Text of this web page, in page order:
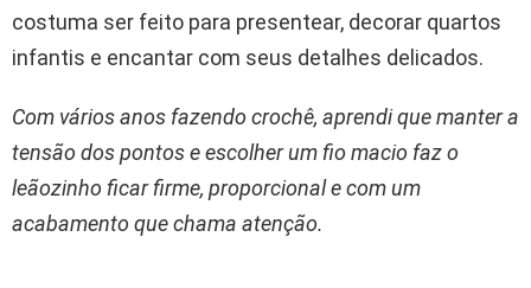
costuma ser feito para presentear, decorar quartos
infantis e encantar com seus detalhes delicados.
Com vários anos fazendo crochê, aprendi que manter a
tensão dos pontos e escolher um fio macio faz o
leãozinho ficar firme, proporcional e com um
acabamento que chama atenção.